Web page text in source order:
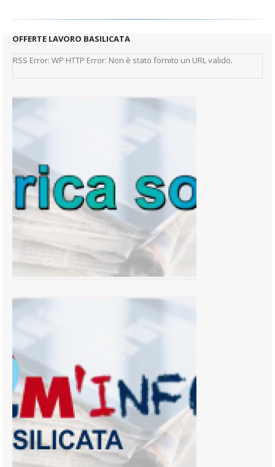
OFFERTE LAVORO BASILICATA
RSS Error: WP HTTP Error: Non è stato fornito un URL valido.